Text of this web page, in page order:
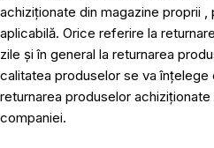
achiziționate din magazine proprii
aplicabilă. Orice referire la
zile și în general la returnarea
calitatea produselor se va
returnarea produselor
companiei.